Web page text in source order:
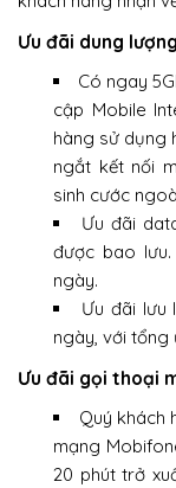
Ưu đãi dung
Có ngay
cập Mobile
hàng sử dụng
ngắt kết nối
sinh cước
Ưu đãi
được bao
ngày.
Ưu đãi lưu
ngày, với tổng
Ưu đãi gọi thoại
Quý khách
mạng
20 phút trở